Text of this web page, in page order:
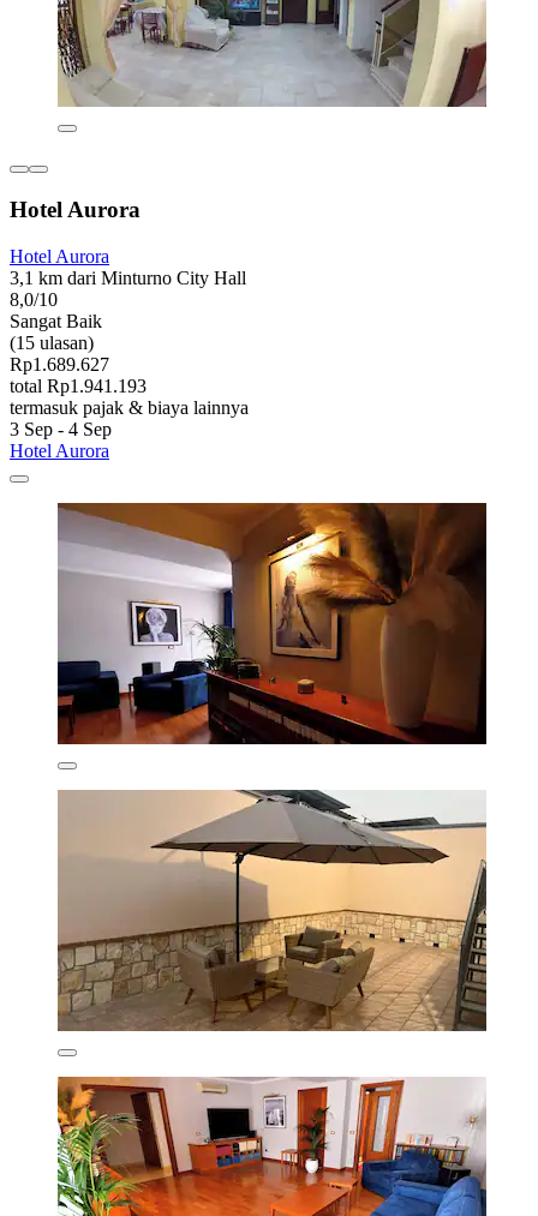
Hotel Aurora
Hotel Aurora
3,1 km dari Minturno City Hall
8,0/10
Sangat Baik
(15 ulasan)
Rp1.689.627
total Rp1.941.193
termasuk pajak & biaya lainnya
3 Sep - 4 Sep
Hotel Aurora